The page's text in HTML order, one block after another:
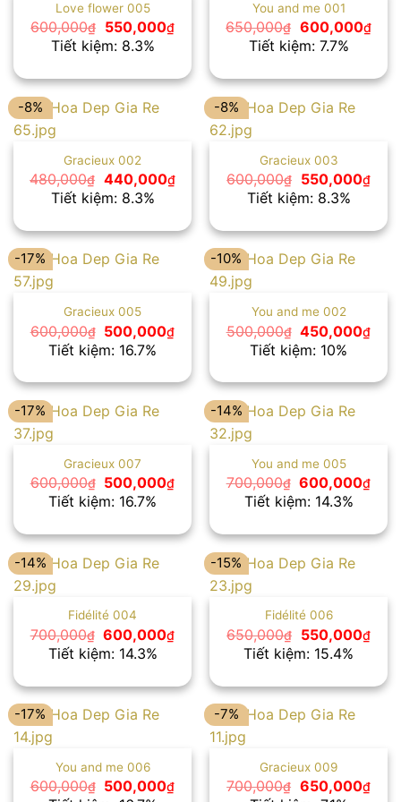
Love flower 005
600,000₫
Giá
gốc
là:
550,000₫Giá
hiện
550,000₫.
Tiết kiệm: 8.3%
You and me 001
650,000₫ Giá
gốc
là:
600,000₫Giá
hiện
là:
Tiết kiệm: 7.7%
-8%
Gracieux 002
480,000₫ Giá
gốc
là:
440,000₫Giá
hiện
là:
440,000₫.
Tiết kiệm: 8.3%
-8%
Gracieux 003
600,000₫
Giá
gốc
là:
550,000₫Giá
hiện
Tiết kiệm: 8.3%
-17%
Gracieux 005
600,000₫
Giá
gốc
là:
500,000₫Giá
là:
500,000₫.
Tiết kiệm: 16.7%
-10%
You and me 002
500,000₫ Giá
gốc
là:
450,000₫Giá
là:
Tiết kiệm: 10%
-17%
Gracieux 007
600,000₫
Giá
gốc
là:
500,000₫Giá
là:
500,000₫.
Tiết kiệm: 16.7%
-14%
You and me 005
700,000₫ Giá
gốc
là:
600,000₫Giá
là:
Tiết kiệm: 14.3%
-14%
Fidélité 004
700,000₫ Giá
gốc
là:
600,000₫Giá
600,000₫.
Tiết kiệm: 14.3%
-15%
Fidélité 006
650,000₫
Giá
gốc
là:
550,000₫Giá
hiện
Tiết kiệm: 15.4%
-17%
You and me 006
600,000₫
Giá
500,000₫Giá
-7%
Gracieux 009
700,000₫ Giá
650,000₫Giá